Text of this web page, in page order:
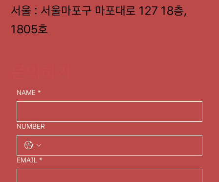
서울 : 서울마포구 마포대로 127 18층,
1805호
NAME *
NUMBER
EMAIL *